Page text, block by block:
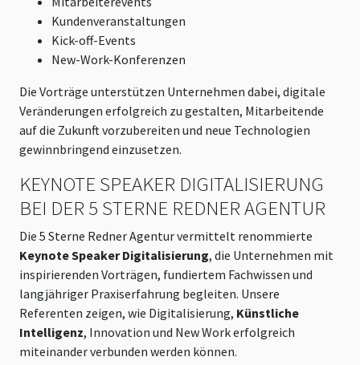
Kundenveranstaltungen
Kick-off-Events
New-Work-Konferenzen
Die Vorträge unterstützen Unternehmen dabei, digitale
Veränderungen erfolgreich zu gestalten, Mitarbeitende
auf die Zukunft vorzubereiten und neue Technologien
gewinnbringend einzusetzen.
KEYNOTE SPEAKER DIGITALISIERUNG
BEI DER 5 STERNE REDNER AGENTUR
Die 5 Sterne Redner Agentur vermittelt renommierte
Keynote Speaker Digitalisierung, die Unternehmen mit
inspirierenden Vorträgen, fundiertem Fachwissen und
langjähriger Praxiserfahrung begleiten. Unsere
Referenten zeigen, wie Digitalisierung, Künstliche
Intelligenz, Innovation und New Work erfolgreich
miteinander verbunden werden können.